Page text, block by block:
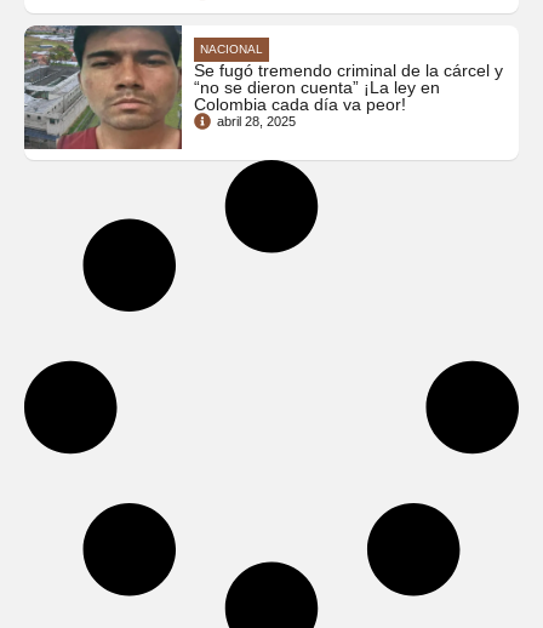
NACIONAL
Se fugó tremendo criminal de la cárcel y
“no se dieron cuenta” ¡La ley en
Colombia cada día va peor!
abril 28, 2025